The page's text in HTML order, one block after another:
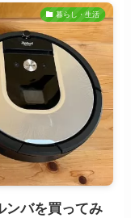
暮らし・生活
ンバを買ってみ